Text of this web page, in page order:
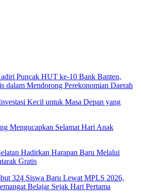
Puncak HUT ke-10 Bank Banten,
dalam Mendorong Perekonomian Daerah
Kecil untuk Masa Depan yang
Mengucapkan Selamat Hari Anak
Hadirkan Harapan Baru Melalui
Gratis
324 Siswa Baru Lewat MPLS 2026,
Belajar Sejak Hari Pertama